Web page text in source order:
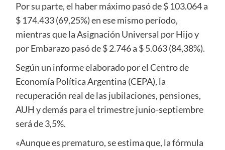
Por su parte, el haber máximo pasó de $ 103.064 a
$ 174.433 (69,25%) en ese mismo período,
mientras que la Asignación Universal por Hijo y
por Embarazo pasó de $ 2.746 a $ 5.063 (84,38%).
Según un informe elaborado por el Centro de
Economía Política Argentina (CEPA), la
recuperación real de las jubilaciones, pensiones,
AUH y demás para el trimestre junio-septiembre
será de 3,5%.
«Aunque es prematuro, se estima que, la fórmula